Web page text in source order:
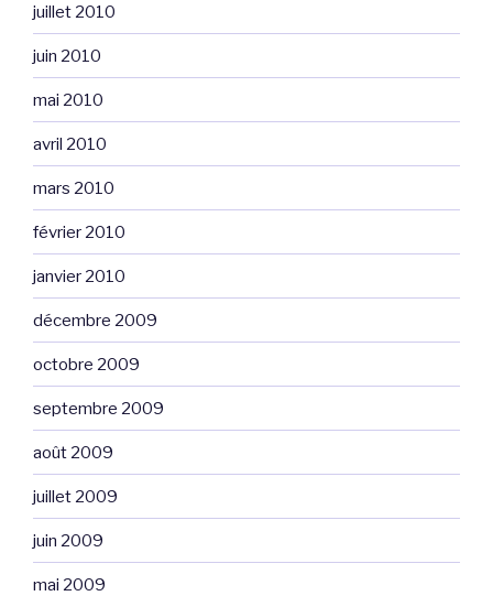
juillet 2010
juin 2010
mai 2010
avril 2010
mars 2010
février 2010
janvier 2010
décembre 2009
octobre 2009
septembre 2009
août 2009
juillet 2009
juin 2009
mai 2009